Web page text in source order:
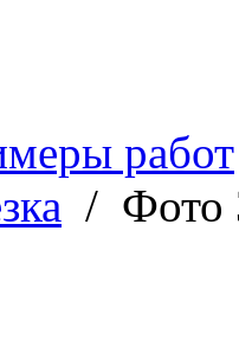
работ
/ Фото